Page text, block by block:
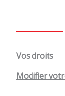
Vos droits
Modifier